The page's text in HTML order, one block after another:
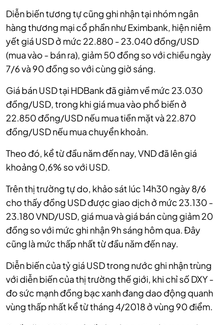
Diễn biến tương tự cũng ghi nhận tại nhóm ngân
hàng thương mại cổ phần như Eximbank, hiện niêm
yết giá USD ở mức 22.880 - 23.040 đồng/USD
(mua vào - bán ra), giảm 50 đồng so với chiều ngày
7/6 và 90 đồng so với cùng giờ sáng.
Giá bán USD tại HDBank đã giảm về mức 23.030
đồng/USD, trong khi giá mua vào phổ biến ở
22.850 đồng/USD nếu mua tiền mặt và 22.870
đồng/USD nếu mua chuyển khoản.
Theo đó, kể từ đầu năm đến nay, VND đã lên giá
khoảng 0,6% so với USD.
Trên thị trường tự do, khảo sát lúc 14h30 ngày 8/6
cho thấy đồng USD được giao dịch ở mức 23.130 -
23.180 VND/USD, giá mua và giá bán cùng giảm 20
đồng so với mức ghi nhận 9h sáng hôm qua. Đây
cũng là mức thấp nhất từ đầu năm đến nay.
Diễn biến của tỷ giá USD trong nước ghi nhận trùng
với diễn biến của thị trường thế giới, khi chỉ số DXY -
đo sức mạnh đồng bạc xanh đang dao động quanh
vùng thấp nhất kể từ tháng 4/2018 ở vùng 90 điểm.